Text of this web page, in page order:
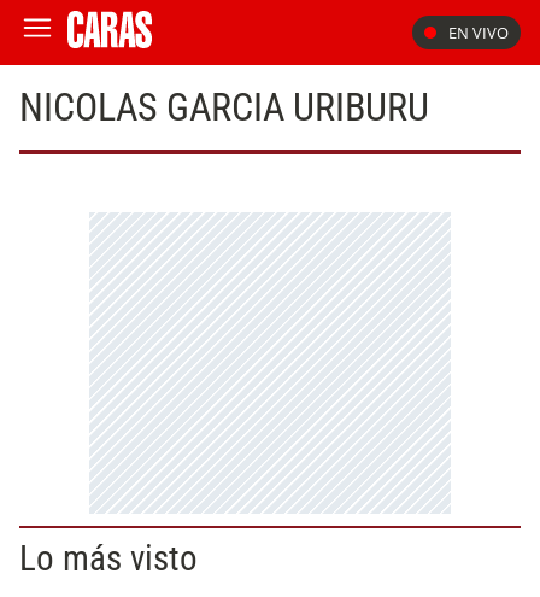
EN VIVO
NICOLAS GARCIA URIBURU
Lo más visto